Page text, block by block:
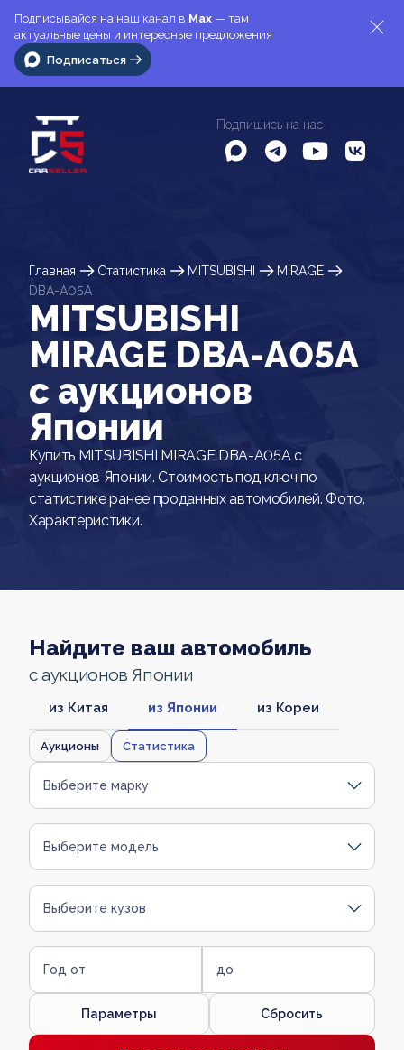
Подписывайся на наш канал в Max — там
актуальные цены и интересные предложения
Подписаться
Подпишись на нас
Главная Статистика MITSUBISHI
MIRAGE
DBA-A05A
MITSUBISHI
MIRAGE DBA-A05A
c аукционов
Японии
Купить MITSUBISHI MIRAGE DBA-A05A с
аукционов Японии. Стоимость под ключ по
статистике ранее проданных автомобилей. Фото.
Характеристики.
Найдите ваш автомобиль
с аукционов Японии
из Китая из Японии из Кореи
Аукционы Статистика
Выберите марку
Выберите модель
Выберите кузов
Год от до
Параметры Сбросить